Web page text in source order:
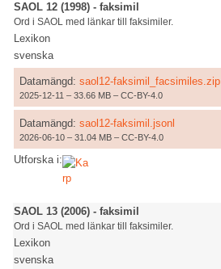
SAOL 12 (1998) - faksimil
Ord i SAOL med länkar till faksimiler.
Lexikon
svenska
Datamängd: saol12-faksimil_facsimiles.zip
2025-12-11 – 33.66 MB – CC-BY-4.0
Datamängd: saol12-faksimil.jsonl
2026-06-10 – 31.04 MB – CC-BY-4.0
Utforska i:
SAOL 13 (2006) - faksimil
Ord i SAOL med länkar till faksimiler.
Lexikon
svenska